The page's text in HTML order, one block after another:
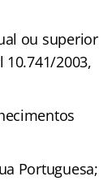
ou superior
10.741/2003,
Portuguesa;